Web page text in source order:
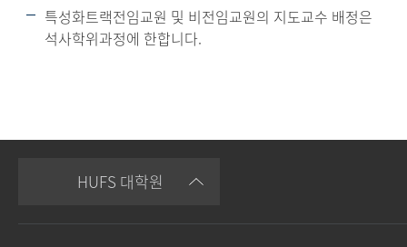
특성화트랙전임교원 및 비전임교원의 지도교수 배정은
석사학위과정에 한합니다.
HUFS 대학원